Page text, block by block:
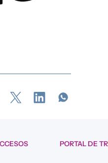
PORTAL DE